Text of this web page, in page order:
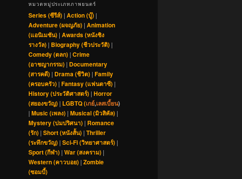
หมวดหมู่ประเภทภาพยนตร์
Series (ซีรีส์) | Action (บู๊) |
Adventure (ผจญภัย) | Animation
(แอนิเมชัน) | Awards (หนังชิง
รางวัล) | Biography (ชีวประวัติ) |
Comedy (ตลก) | Crime
(อาชญากรรม) | Documentary
(สารคดี) | Drama (ชีวิต) | Family
(ครอบครัว) | Fantasy (แฟนตาซี) |
History (ประวัติศาสตร์) | Horror
(สยองขวัญ) | LGBTQ (เกย์,เลสเบี้ยน)
| Music (เพลง) | Musical (มิวสิคัล) |
Mystery (ปมปริศนา) | Romance
(รัก) | Short (หนังสั้น) | Thriller
(ระทึกขวัญ) | Sci-Fi (วิทยาศาสตร์) |
Sport (กีฬา) | War (สงคราม) |
Western (คาวบอย) | Zombie
(ซอมบี้)